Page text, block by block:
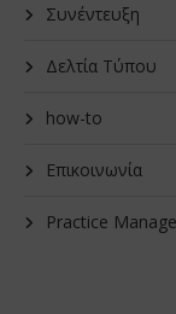
Συνέντευξη
Δελτία Τύπου
how-to
Επικοινωνία
Practice